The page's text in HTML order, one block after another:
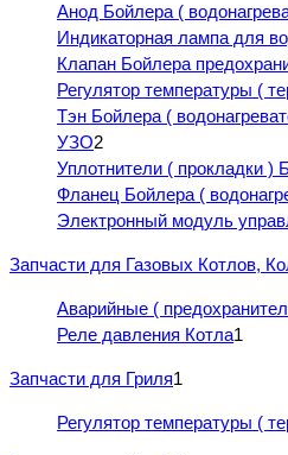
Анод Бойлера (
Индикаторная лампа для
Клапан Бойлера
Регулятор температуры (
Тэн Бойлера (
УЗО2
Уплотнители ( прокладки )
Фланец Бойлера (
Электронный модуль
Запчасти для Газовых Котлов,
Аварийные (
Реле давления Котла1
Запчасти для Гриля1
Регулятор температуры (